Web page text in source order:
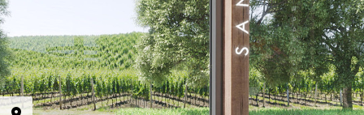
Sancerre Rouge
Sancerre Blanc
Sancerre Rosé
Salon
Pouilly Fumé